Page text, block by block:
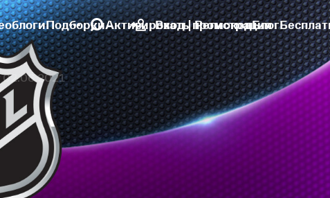
ПодборкиАктивировать промокодБлог
Вход | Регистрация
02.06.2021